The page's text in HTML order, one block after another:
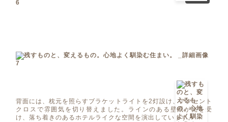
背面には、枕元を照らすブラケットライトを2灯設け、アクセント
クロスで雰囲気を切り替えました。ラインのある壁紙が光を受
け、落ち着きのあるホテルライクな空間を演出しています。